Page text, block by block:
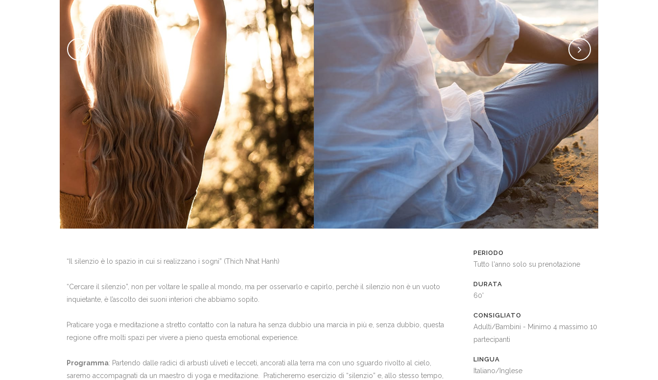
“Il silenzio è lo spazio in cui si realizzano i sogni” (Thich Nhat Hanh)
“Cercare il silenzio”, non per voltare le spalle al mondo, ma per osservarlo e capirlo, perchè il silenzio non è un vuoto
inquietante, è l’ascolto dei suoni interiori che abbiamo sopito.
Praticare yoga e meditazione a stretto contatto con la natura ha senza dubbio una marcia in più e, senza dubbio, questa
regione offre molti spazi per vivere a pieno questa emotional experience.
Programma: Partendo dalle radici di arbusti uliveti e lecceti, ancorati alla terra ma con uno sguardo rivolto al cielo,
saremo accompagnati da un maestro di yoga e meditazione. Praticheremo esercizio di “silenzio” e, allo stesso tempo,
PERIODO
Tutto l'anno solo su prenotazione
DURATA
60'
CONSIGLIATO
Adulti/Bambini - Minimo 4 massimo 10
partecipanti
LINGUA
Italiano/Inglese